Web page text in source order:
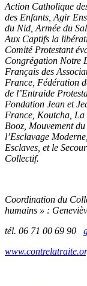
Action Catholique
des Enfants, Agir
du Nid, Armée du
Aux Captifs la
Comité Protestant
Congrégation Notre
Français des
France, Fédération
de l’Entraide
Fondation Jean et
France, Koutcha, La
Booz, Mouvement
l’Esclavage
Esclaves, et le
Collectif.
Coordination du
humains » :
tél. 06 71 00 69 90